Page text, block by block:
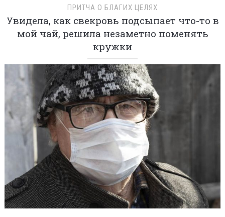
ПРИТЧА О БЛАГИХ ЦЕЛЯХ
Увидела, как свекровь подсыпает что-то в
мой чай, решила незаметно поменять
кружки